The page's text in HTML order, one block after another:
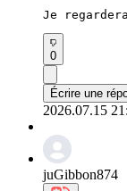
Je
0
Écrire une
2026.07.15
juGibbon874